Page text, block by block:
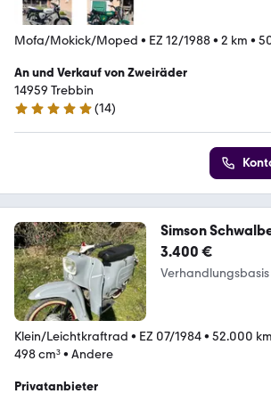
Mofa/Mokick/Moped • EZ 12/1988• 2 km •
An und Verkauf von Zweiräder
14959 Trebbin
5 Sterne
(14)
Simson
3.400 €
Verhandlungsbasis
Klein/Leichtkraftrad • EZ 07/1984• 52.000 km
498 cm³• Andere
Privatanbieter